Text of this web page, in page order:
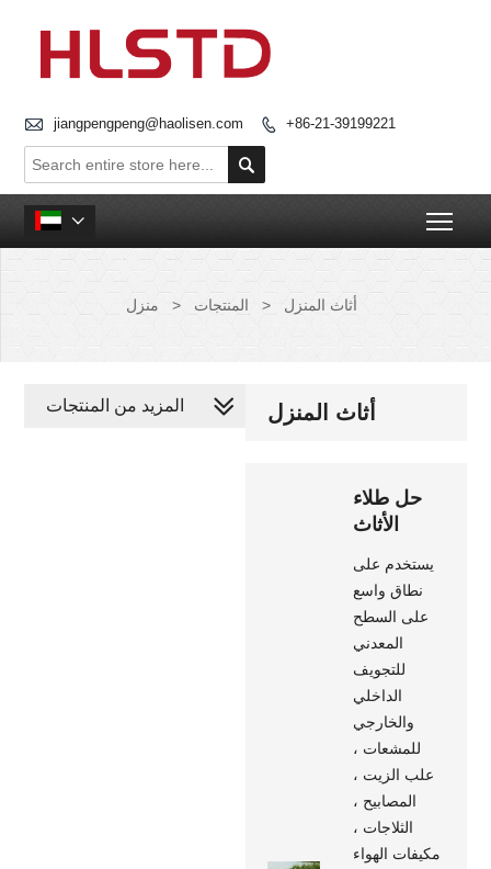
 jiangpengpeng@haolisen.com  +86-21-39199221


منزل > المنتجات > أثاث المنزل
أثاث المنزل
حل طلاء
الأثاث
يستخدم على
نطاق واسع
على السطح
المعدني
للتجويف
الداخلي
والخارجي
للمشعات ،
علب الزيت ،
المصابيح ،
الثلاجات ،
مكيفات الهواء
المزيد من المنتجات